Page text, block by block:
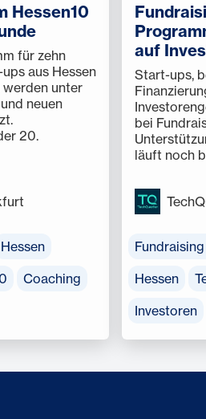
Hessen10
für zehn
aus Hessen
unter
neuen
20.
Hessen
Coaching
auf
Start-ups,
bei
läuft noch
Hessen
Investoren